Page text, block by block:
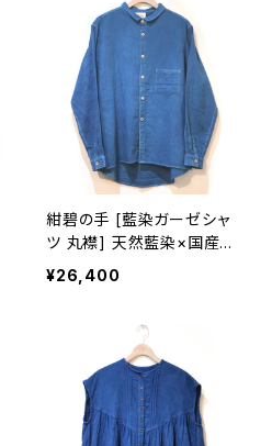
紺碧の手 [藍染ガーゼシャ
ツ 丸襟] 天然藍染×国産ガ
ーゼ Lサイズのみ ※職人手
染め
¥26,400